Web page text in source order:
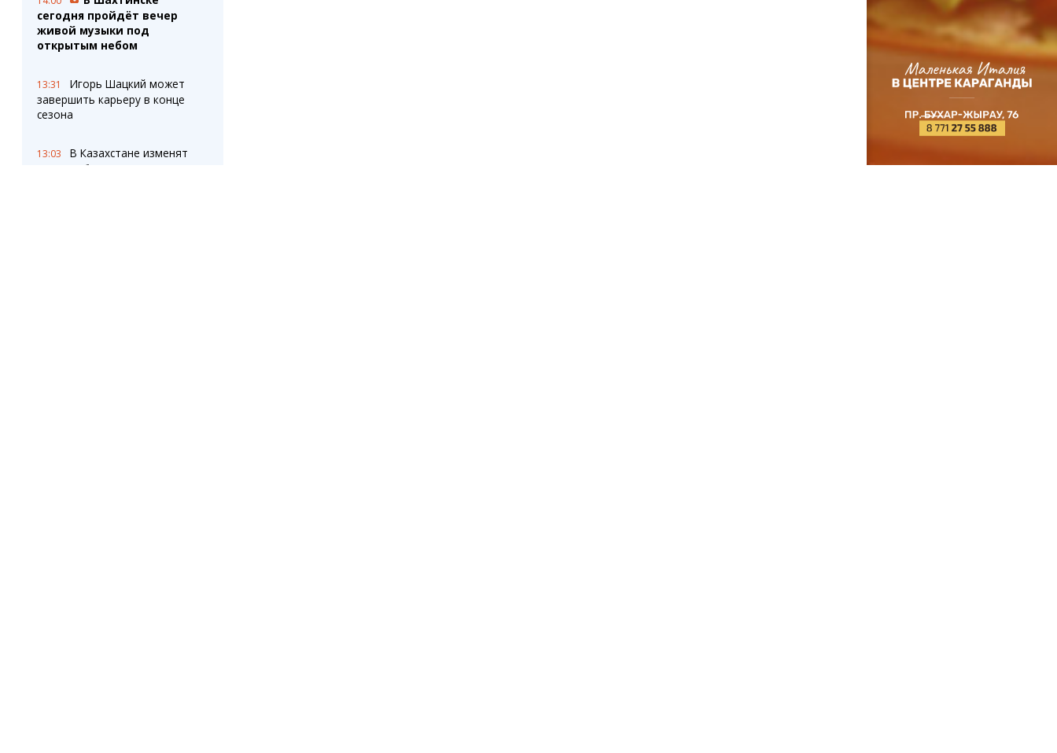
сегодня пройдёт вечер
живой музыки под
открытым небом
13:31
Игорь Шацкий может
завершить карьеру в конце
сезона
13:03
В Казахстане изменят
правила банкротства: